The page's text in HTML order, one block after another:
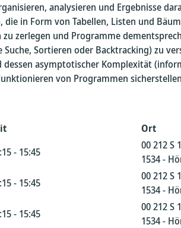
analysieren und Ergebnisse
in Form von Tabellen, Listen und
zerlegen und Programme
Sortieren oder Backtracking) zu
dessen asymptotischer Komplexität
von Programmen sicherstellen
Ort
- 15:45
00 212 S 1
1534 -
- 15:45
00 212 S 1
1534 -
- 15:45
00 212 S 1
1534 -